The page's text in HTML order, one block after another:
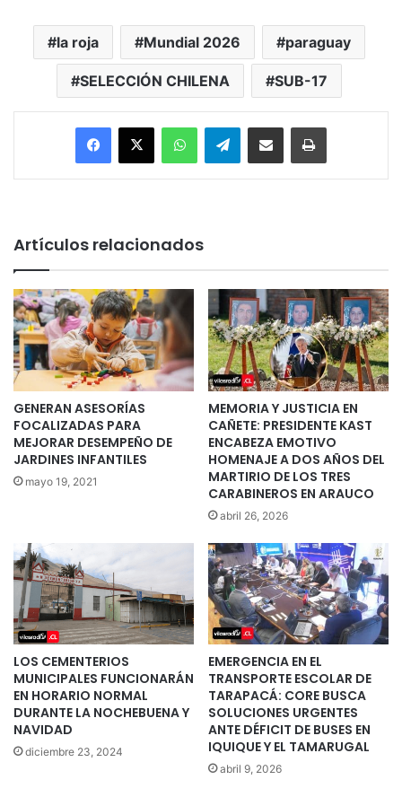
la roja Mundial 2026 paraguay
SELECCIÓN CHILENA SUB-17
Facebook
X WhatsAppTelegramEnviar vía email Imprimir
Artículos relacionados
GENERAN ASESORÍAS
FOCALIZADAS PARA
MEJORAR DESEMPEÑO DE
JARDINES INFANTILES
mayo 19, 2021
MEMORIA Y JUSTICIA EN
CAÑETE: PRESIDENTE KAST
ENCABEZA EMOTIVO
HOMENAJE A DOS AÑOS DEL
MARTIRIO DE LOS TRES
CARABINEROS EN ARAUCO
abril 26, 2026
LOS CEMENTERIOS
MUNICIPALES FUNCIONARÁN
EN HORARIO NORMAL
DURANTE LA NOCHEBUENA Y
NAVIDAD
diciembre 23, 2024
EMERGENCIA EN EL
TRANSPORTE ESCOLAR DE
TARAPACÁ: CORE BUSCA
SOLUCIONES URGENTES
ANTE DÉFICIT DE BUSES EN
IQUIQUE Y EL TAMARUGAL
abril 9, 2026